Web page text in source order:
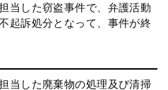
当した窃盗事件で、弁護活動
起訴処分となって、事件が終
当した廃棄物の処理及び清掃